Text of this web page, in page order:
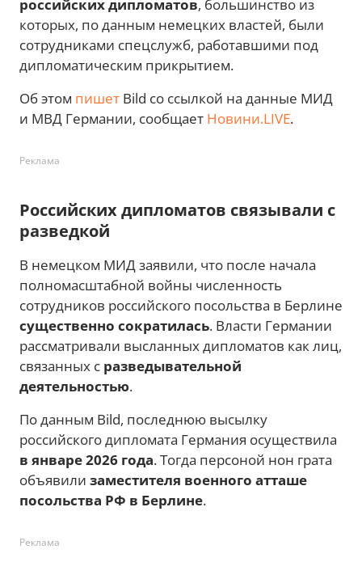
российских дипломатов, большинство из
которых, по данным немецких властей, были
сотрудниками спецслужб, работавшими под
дипломатическим прикрытием.
Об этом пишет Bild со ссылкой на данные МИД
и МВД Германии, сообщает Новини.LIVE.
Реклама
Российских дипломатов связывали с
разведкой
В немецком МИД заявили, что после начала
полномасштабной войны численность
сотрудников российского посольства в Берлине
существенно сократилась. Власти Германии
рассматривали высланных дипломатов как лиц,
связанных с разведывательной
деятельностью.
По данным Bild, последнюю высылку
российского дипломата Германия осуществила
в январе 2026 года. Тогда персоной нон грата
объявили заместителя военного атташе
посольства РФ в Берлине.
Реклама